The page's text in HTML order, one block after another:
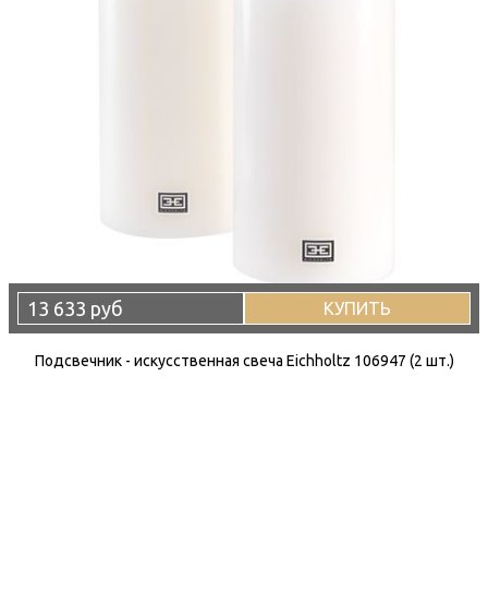
13 633 руб КУПИТЬ
Подсвечник - искусственная свеча Eichholtz 106947 (2 шт.)